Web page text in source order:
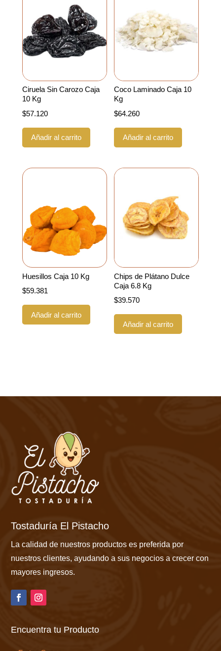
Ciruela Sin Carozo Caja
10 Kg
$57.120
Añadir al carrito
Coco Laminado Caja 10
Kg
$64.260
Añadir al carrito
Huesillos Caja 10 Kg
$59.381
Añadir al carrito
Chips de Plátano Dulce
Caja 6.8 Kg
$39.570
Añadir al carrito
Tostaduría El Pistacho
La calidad de nuestros productos es preferida por
nuestros clientes, ayudando a sus negocios a crecer con
mayores ingresos.
Encuentra tu Producto